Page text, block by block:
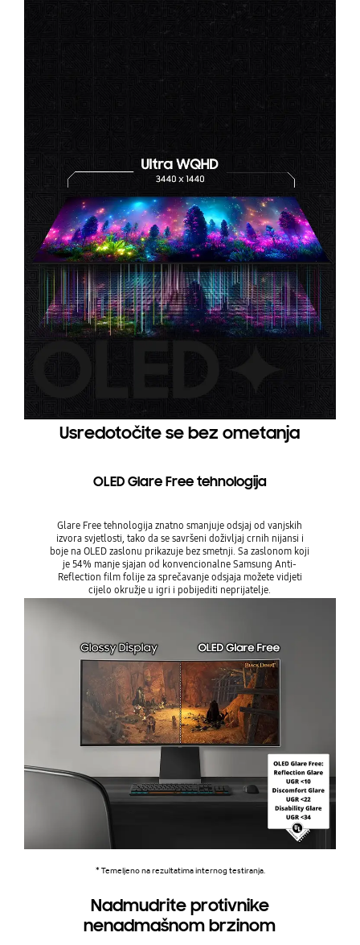
multimedijske entuzijaste. Svestran, snažan i
vizualno impresivan – ovaj monitor donosi
istinski nov nivo iskustva.
Usredotočite se bez ometanja
OLED Glare Free tehnologija
Glare Free tehnologija znatno smanjuje odsjaj od vanjskih
izvora svjetlosti, tako da se savršeni doživljaj crnih nijansi i
boje na OLED zaslonu prikazuje bez smetnji. Sa zaslonom koji
je 54% manje sjajan od konvencionalne Samsung Anti-
Reflection film folije za sprečavanje odsjaja možete vidjeti
cijelo okružje u igri i pobijediti neprijatelje.
* Temeljeno na rezultatima internog testiranja.
Nadmudrite protivnike
nenadmašnom brzinom